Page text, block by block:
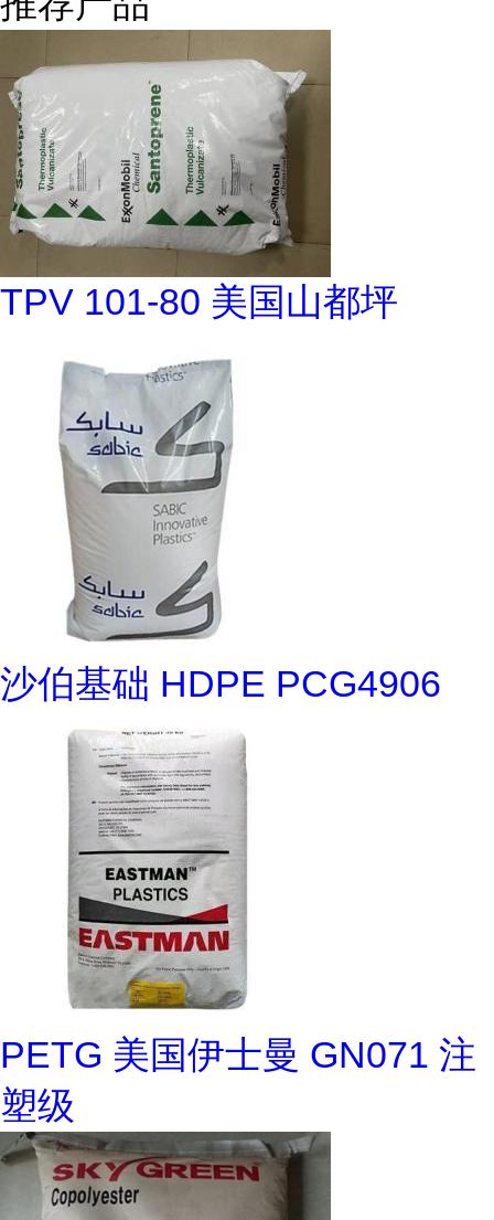
TPV 101-80 美国山都坪
沙伯基础 HDPE PCG4906
PETG 美国伊士曼 GN071 注
塑级